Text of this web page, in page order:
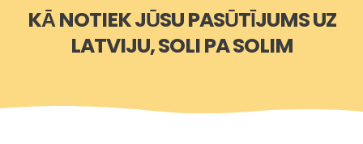
KĀ NOTIEK JŪSU PASŪTĪJUMS UZ
LATVIJU, SOLI PA SOLIM